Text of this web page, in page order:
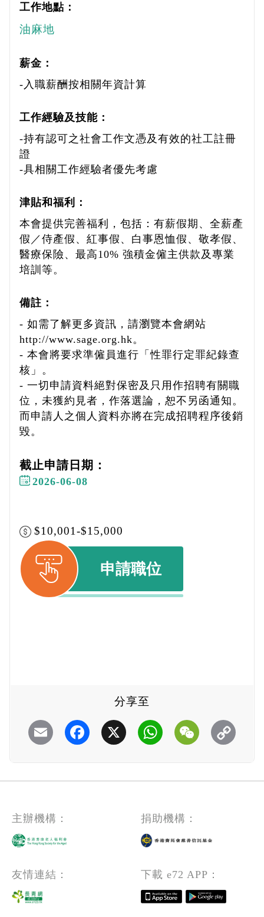
工作地點：
油麻地
薪金：
-入職薪酬按相關年資計算
工作經驗及技能：
-持有認可之社會工作文憑及有效的社工註冊
證
-具相關工作經驗者優先考慮
津貼和福利：
本會提供完善福利，包括：有薪假期、全薪產
假／侍產假、紅事假、白事恩恤假、敬孝假、
醫療保險、最高10% 強積金僱主供款及專業
培訓等。
備註：
- 如需了解更多資訊，請瀏覽本會網站
http://www.sage.org.hk。
- 本會將要求準僱員進行「性罪行定罪紀錄查
核」。
- 一切申請資料絕對保密及只用作招聘有關職
位，未獲約見者，作落選論，恕不另函通知。
而申請人之個人資料亦將在完成招聘程序後銷
毀。
截止申請日期：
2026-06-08
$10,001-$15,000
申請職位
分享至
Email Facebook
X WhatsAppWeChat
主辦機構： 捐助機構：
友情連結： 下載 e72 APP：